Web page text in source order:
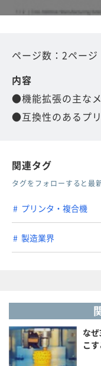
ページ数：2ページ
内容
●機能拡張の主な
●互換性のあるプ
関連タグ
タグをフォローすると最
プリンタ・複合機
製造業界
な
こ